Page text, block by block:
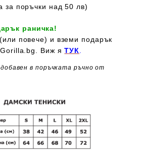
за поръчки над 50 лв)
раничка!
повече) и вземи подарък
Gorilla.bg. Виж яТУК
в поръчката ръчно от